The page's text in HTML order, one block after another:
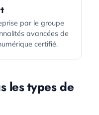
par le groupe
avancées de
certifié.
les types de